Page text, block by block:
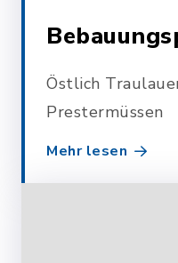
Östlich
Prestermüssen
Mehr lesen